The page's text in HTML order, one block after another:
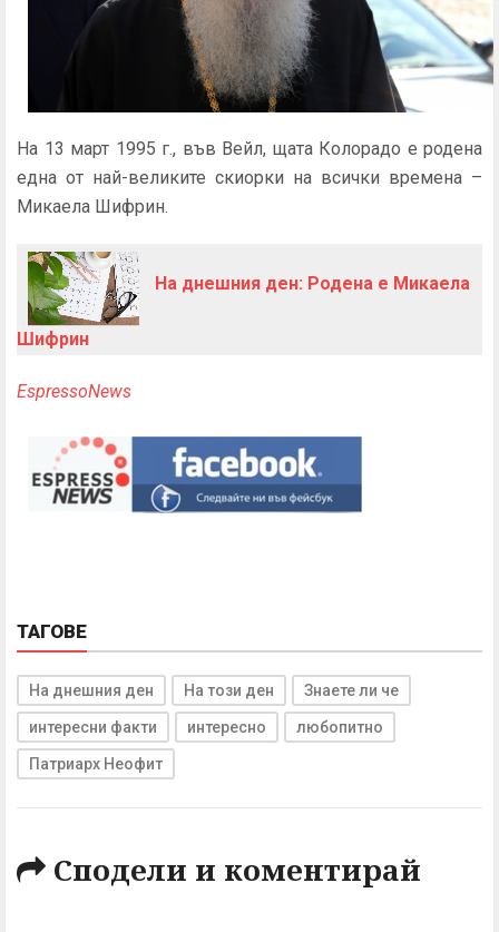
На 13 март 1995 г., във Вейл, щата Колорадо е родена
една от най-великите скиорки на всички времена –
Микаела Шифрин.
На днешния ден: Родена е Микаела
Шифрин
EspressoNews
ТАГОВЕ
На днешния ден На този ден Знаете ли че
интересни факти интересно любопитно
Патриарх Неофит
Сподели и коментирай